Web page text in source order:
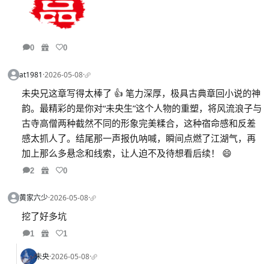
0 0
at1981·2026-05-08·
未央兄这章写得太棒了 👍 笔力深厚，极具古典章回小说的神
韵。最精彩的是你对“未央生”这个人物的重塑，将风流浪子与
古寺高僧两种截然不同的形象完美糅合，这种宿命感和反差
感太抓人了。结尾那一声报仇呐喊，瞬间点燃了江湖气，再
加上那么多悬念和线索，让人迫不及待想看后续！ 😄
2 0
黄家六少·2026-05-08·
挖了好多坑
1 1
未央·2026-05-08·